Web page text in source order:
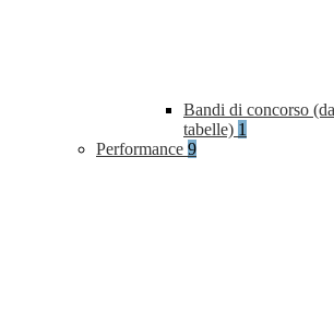
Bandi di concorso
tabelle) 1
Performance 9